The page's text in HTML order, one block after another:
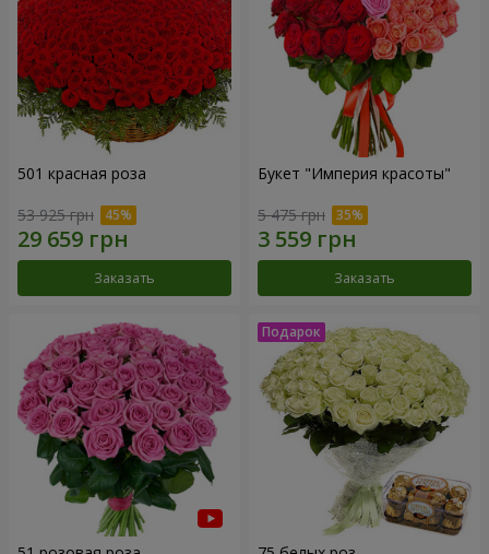
501 красная роза
53 925 грн
Заказать
Букет "Империя красоты"
5 475 грн
Заказать